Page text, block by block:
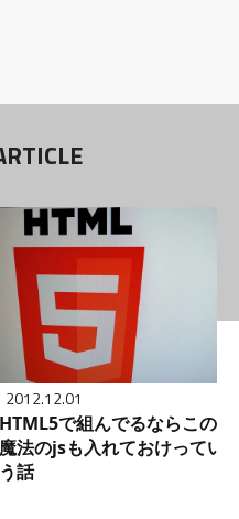
2012.12.01
HTML5で組んでるならこの
魔法のjsも入れておけってい
う話